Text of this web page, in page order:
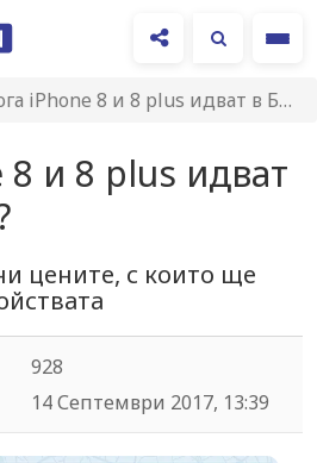
iPhone 8 и 8 plus идват в България?
8 и 8 plus идват
цените, с които ще
928
14 Септември 2017, 13:39